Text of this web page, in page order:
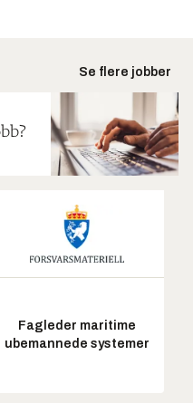
Se flere jobber
Fagleder maritime
ubemannede systemer